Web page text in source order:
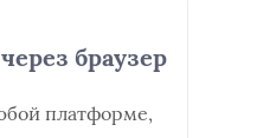
браузер
платформе,